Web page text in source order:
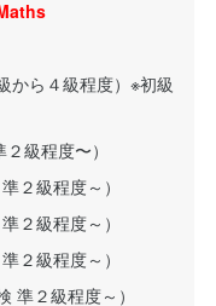
から４級程度）※初級
級程度〜）
２級程度～）
２級程度～）
２級程度～）
準２級程度～）